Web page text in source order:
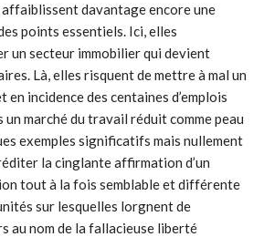
affaiblissent davantage encore une
points essentiels. Ici, elles
un secteur immobilier qui devient
Là, elles risquent de mettre à mal un
en incidence des centaines d’emplois
marché du travail réduit comme peau
exemples significatifs mais nullement
la cinglante affirmation d’un
tout à la fois semblable et différente
sur lesquelles lorgnent de
au nom de la fallacieuse liberté